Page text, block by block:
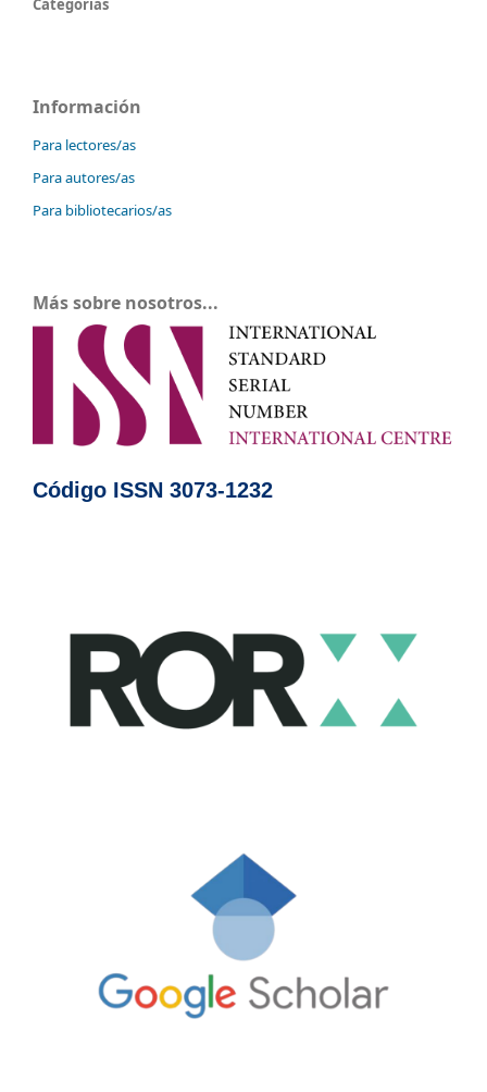
Categorías
Información
Para lectores/as
Para autores/as
Para bibliotecarios/as
Más sobre nosotros...
Código ISSN 3073-1232